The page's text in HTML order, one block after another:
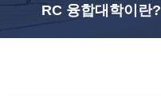
RC 융합대학이란?